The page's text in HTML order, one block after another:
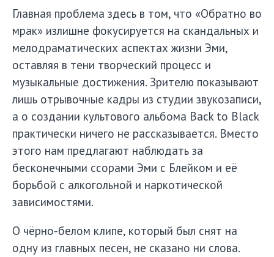
Главная проблема здесь в том, что «Обратно во
мрак» излишне фокусируется на скандальных и
мелодраматических аспектах жизни Эми,
оставляя в тени творческий процесс и
музыкальные достижения. Зрителю показывают
лишь отрывочные кадры из студии звукозаписи,
а о создании культового альбома Back to Black
практически ничего не рассказывается. Вместо
этого нам предлагают наблюдать за
бесконечными ссорами Эми с Блейком и её
борьбой с алкогольной и наркотической
зависимостями.
О чёрно-белом клипе, который был снят на
одну из главных песен, не сказано ни слова.